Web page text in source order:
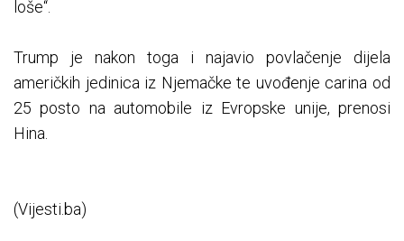
loše“.
Trump je nakon toga i najavio povlačenje dijela
američkih jedinica iz Njemačke te uvođenje carina od
25 posto na automobile iz Evropske unije, prenosi
Hina.
(Vijesti.ba)